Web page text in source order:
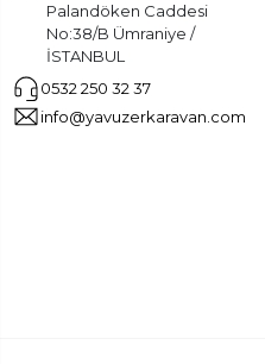
Palandöken Caddesi
No:38/B Ümraniye /
İSTANBUL
0532 250 32 37
info@yavuzerkaravan.com